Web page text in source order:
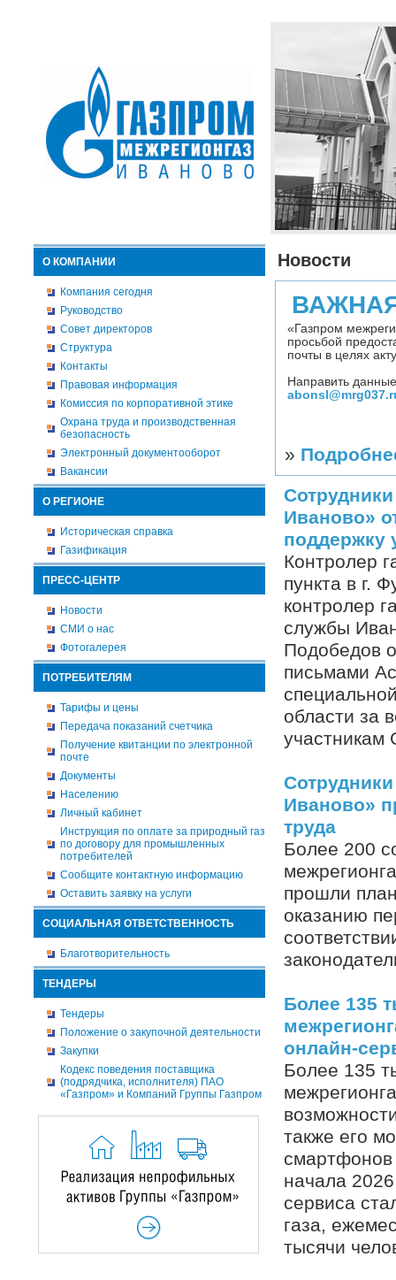
О КОМПАНИИ
Компания сегодня
Руководство
Совет директоров
Структура
Контакты
Правовая информация
Комиссия по корпоративной этике
Охрана труда и производственная
безопасность
Электронный документооборот
Вакансии
О РЕГИОНЕ
Историческая справка
Газификация
ПРЕСС-ЦЕНТР
Новости
СМИ о нас
Фотогалерея
ПОТРЕБИТЕЛЯМ
Тарифы и цены
Передача показаний счетчика
Получение квитанции по электронной
почте
Документы
Населению
Личный кабинет
Инструкция по оплате за природный газ
по договору для промышленных
потребителей
Сообщите контактную информацию
Оставить заявку на услуги
СОЦИАЛЬНАЯ ОТВЕТСТВЕННОСТЬ
Благотворительность
ТЕНДЕРЫ
Тендеры
Положение о закупочной деятельности
Закупки
Кодекс поведения поставщика
(подрядчика, исполнителя) ПАО
«Газпром» и Компаний Группы Газпром
Новости
«Газпром
просьбой
почты в целях
Направить
»
Иваново»
поддержку
Контролер
пункта в г.
контролер
службы
Подобедов
письмами
области за
участникам
Иваново»
труда
Более 200
прошли
оказанию
Более 135
онлайн-
Более 135
также его
начала
сервиса
газа,
тысячи